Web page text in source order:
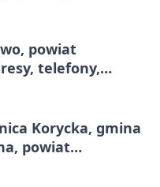
powiat
telefony,
Korycka, gmina
powiat